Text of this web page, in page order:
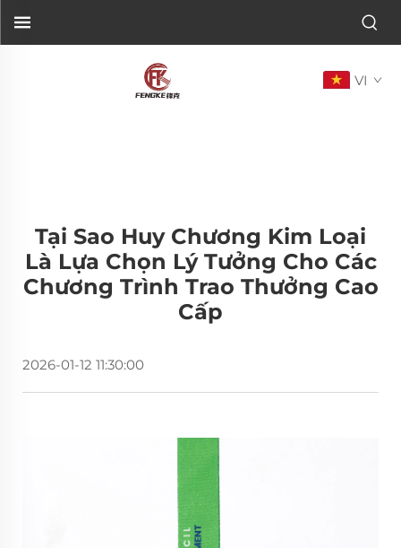
VI
Tại Sao Huy Chương Kim Loại
Là Lựa Chọn Lý Tưởng Cho Các
Chương Trình Trao Thưởng Cao
Cấp
2026-01-12 11:30:00